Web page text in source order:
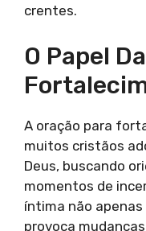
crentes.
O Papel
A oração para
muitos cristãos
Deus, buscando
momentos de
íntima não
provoca